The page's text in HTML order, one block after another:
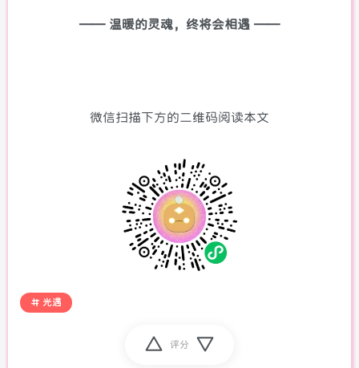
—— 温暖的灵魂，终将会相遇 ——
微信扫描下方的二维码阅读本文
光遇
评分